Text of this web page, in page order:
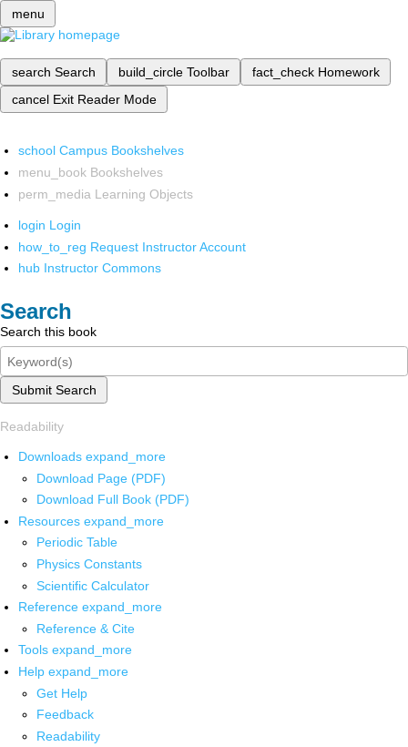
menu
search Search build_circle Toolbar fact_check Homework
cancel Exit Reader Mode
school Campus Bookshelves
menu_book Bookshelves
perm_media Learning Objects
login Login
how_to_reg Request Instructor Account
hub Instructor Commons
Search
Search this book
Submit Search
Readability
Downloads expand_more
Download Page (PDF)
Download Full Book (PDF)
Resources expand_more
Periodic Table
Physics Constants
Scientific Calculator
Reference expand_more
Reference & Cite
Tools expand_more
Help expand_more
Get Help
Feedback
Readability